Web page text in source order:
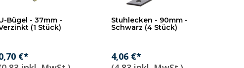
Bügel - 37mm -
(1 Stück)
€*
Stuhlecken - 90mm -
Schwarz (4 Stück)
4,06 €*